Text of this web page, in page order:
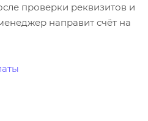
проверки реквизитов и
направит счёт на